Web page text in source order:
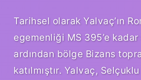
Tarihsel olarak Yalvaç’ın
egemenliği MS 395’e kadar
ardından bölge Bizans
katılmıştır. Yalvaç,